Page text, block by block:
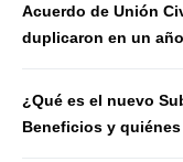
Acuerdo de Unión
duplicaron en un año
¿Qué es el nuevo
Beneficios y